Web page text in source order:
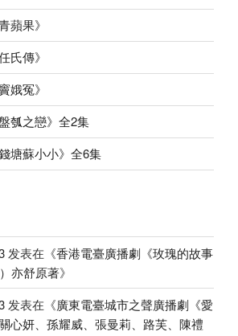
蘋果》
氏傳》
娥冤》
瓠之戀》全2集
塘蘇小小》全6集
发表在《香港電臺廣播劇《玫瑰的故事
亦舒原著》
发表在《廣東電臺城市之聲廣播劇《愛
心妍、孫耀威、張曼莉、路芙、陳禮